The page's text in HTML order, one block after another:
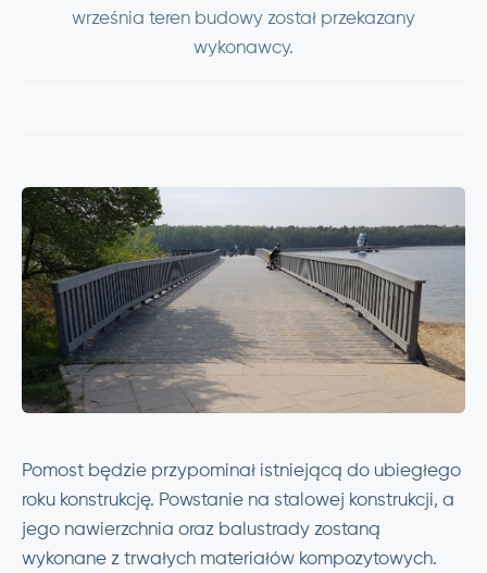
września teren budowy został przekazany
wykonawcy.
Pomost będzie przypominał istniejącą do ubiegłego
roku konstrukcję. Powstanie na stalowej konstrukcji, a
jego nawierzchnia oraz balustrady zostaną
wykonane z trwałych materiałów kompozytowych.